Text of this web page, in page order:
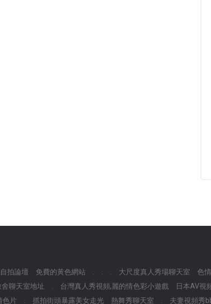
拍論壇 免費的黃色網站 大尺度真人秀場聊天室 色
聊天室地址 台灣真人秀視頻,麗的情色彩小遊戲 日本AV視
色片 抓拍街頭暴露美女走光 熱舞秀聊天室 夫妻視頻秀